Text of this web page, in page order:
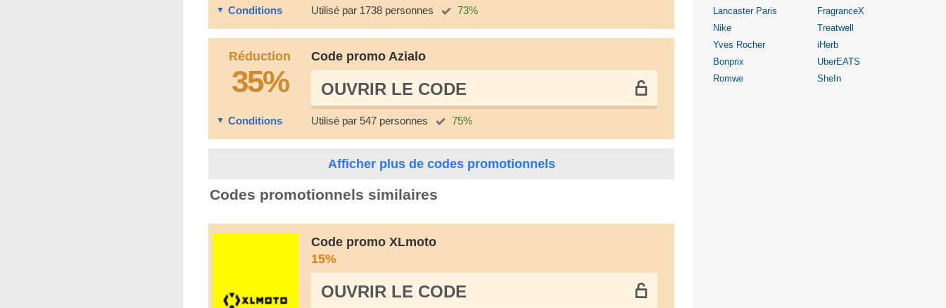
Conditions Utilisé par 1738 personnes 73%
Réduction
35%
Code promo Azialo
OUVRIR LE СODE
Conditions Utilisé par 547 personnes 75%
Afficher plus de codes promotionnels
Codes promotionnels similaires
Code promo XLmoto
15%
OUVRIR LE СODE
Lancaster Paris
FragranceX
Nike
Treatwell
Yves Rocher
iHerb
Bonprix
UberEATS
Romwe
SheIn